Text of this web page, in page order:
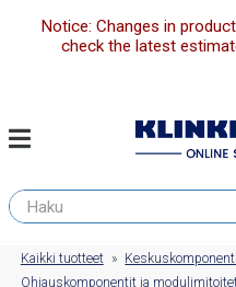
Notice: Changes in
check the latest
Kaikki tuotteet »
Ohjauskomponentit ja